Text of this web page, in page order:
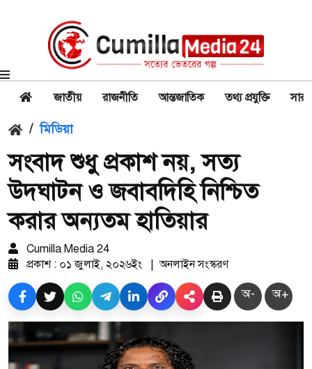
জাতীয় রাজনীতি আন্তজাতিক তথ্য প্রযুক্তি
/ মিডিয়া
সংবাদ শুধু প্রকাশ নয়, সত্য
উদ্ঘাটন ও জবাবদিহি নিশ্চিত
করার অন্যতম হাতিয়ার
Cumilla Media 24
প্রকাশ : ০১ জুলাই, ২০২৬ইং
| অনলাইন সংস্করণ
অ- অ+